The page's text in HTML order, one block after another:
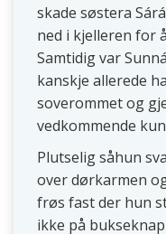
skade søstera
ned i kjelleren for
Samtidig var
kanskje allerede
soverommet og
vedkommende
Plutselig såhun
over dørkarmen
frøs fast der hun
ikke på